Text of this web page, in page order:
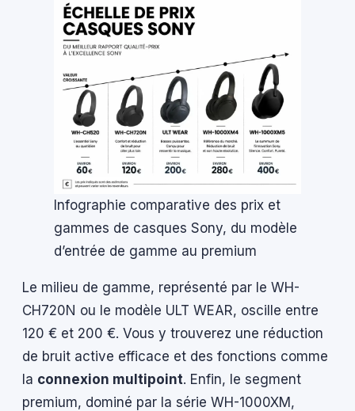
Infographie comparative des prix et
gammes de casques Sony, du modèle
d’entrée de gamme au premium
Le milieu de gamme, représenté par le WH-
CH720N ou le modèle ULT WEAR, oscille entre
120 € et 200 €. Vous y trouverez une réduction
de bruit active efficace et des fonctions comme
la connexion multipoint. Enfin, le segment
premium, dominé par la série WH-1000XM,